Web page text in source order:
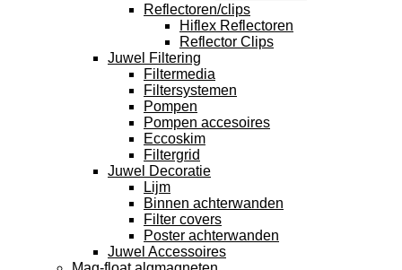
Reflectoren/clips
Hiflex Reflectoren
Reflector Clips
Juwel Filtering
Filtermedia
Filtersystemen
Pompen
Pompen accesoires
Eccoskim
Filtergrid
Juwel Decoratie
Lijm
Binnen achterwanden
Filter covers
Poster achterwanden
Juwel Accessoires